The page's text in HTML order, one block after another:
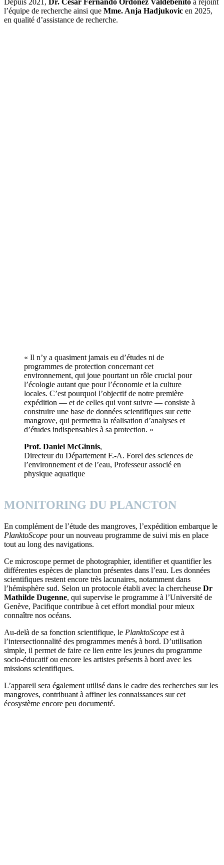
l’équipe de recherche ainsi que Mme. Anja Hadjukovic en 2025,
en qualité d’assistance de recherche.
« Il n’y a quasiment jamais eu d’études ni de
programmes de protection concernant cet
environnement, qui joue pourtant un rôle crucial pour
l’écologie autant que pour l’économie et la culture
locales. C’est pourquoi l’objectif de notre première
expédition — et de celles qui vont suivre — consiste à
construire une base de données scientifiques sur cette
mangrove, qui permettra la réalisation d’analyses et
d’études indispensables à sa protection. »
Prof. Daniel McGinnis,
Directeur du Département F.-A. Forel des sciences de
l’environnement et de l’eau, Professeur associé en
physique aquatique
MONITORING DU PLANCTON
En complément de l’étude des mangroves, l’expédition embarque le
PlanktoScope pour un nouveau programme de suivi mis en place
tout au long des navigations.
Ce microscope permet de photographier, identifier et quantifier les
différentes espèces de plancton présentes dans l’eau. Les données
scientifiques restent encore très lacunaires, notamment dans
l’hémisphère sud. Selon un protocole établi avec la chercheuse Dr
Mathilde Dugenne, qui supervise le programme à l’Université de
Genève, Pacifique contribue à cet effort mondial pour mieux
connaître nos océans.
Au-delà de sa fonction scientifique, le PlanktoScope est à
l’intersectionnalité des programmes menés à bord. D’utilisation
simple, il permet de faire ce lien entre les jeunes du programme
socio-éducatif ou encore les artistes présents à bord avec les
missions scientifiques.
L’appareil sera également utilisé dans le cadre des recherches sur les
mangroves, contribuant à affiner les connaissances sur cet
écosystème encore peu documenté.